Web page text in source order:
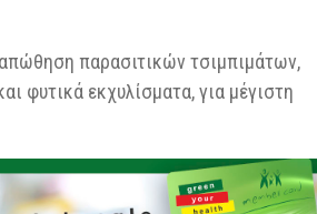
παρασιτικών τσιμπιμάτων,
φυτικά εκχυλίσματα, για μέγιστη